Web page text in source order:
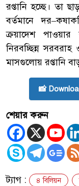
রপ্তানি হচ্ছে। তা
বর্তমানে
ক্রয়াদেশ পাওয়ার
নিরবচ্ছিন্ন
মাসগুলোয় রপ্তানি
📸
শেয়ার করুন
ট্যাগ : ৪ বিলিয়ন